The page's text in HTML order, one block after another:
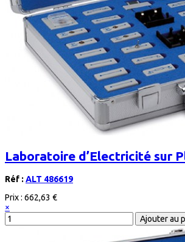
Laboratoire d’Electricité sur
Réf : ALT 486619
Prix : 662,63 €
×